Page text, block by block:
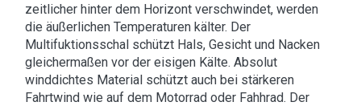
zeitlicher hinter dem Horizont verschwindet, werden
die äußerlichen Temperaturen kälter. Der
Multifuktionsschal schützt Hals, Gesicht und Nacken
gleichermaßen vor der eisigen Kälte. Absolut
winddichtes Material schützt auch bei stärkeren
Fahrtwind wie auf dem Motorrad oder Fahhrad. Der